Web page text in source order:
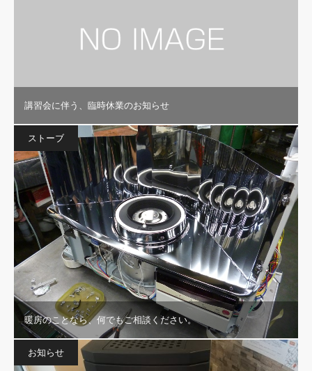
講習会に伴う、臨時休業のお知らせ
ストーブ
暖房のことなら、何でもご相談ください。
お知らせ